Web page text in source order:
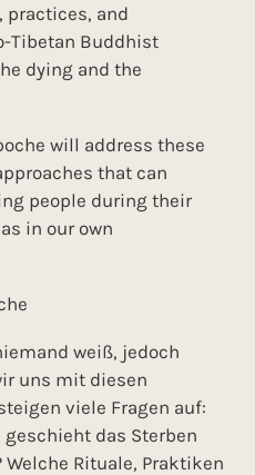
practices, and
Tibetan Buddhist
dying and the
will address these
that can
people during their
in our own
weiß, jedoch
uns mit diesen
viele Fragen auf:
geschieht das Sterben
Rituale, Praktiken